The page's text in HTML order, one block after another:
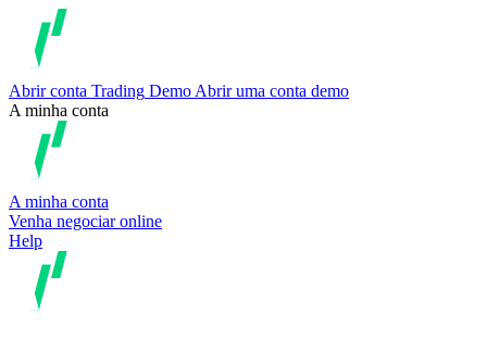
Abrir conta Trading Demo Abrir uma conta demo
A minha conta
A minha conta
Venha negociar online
Help